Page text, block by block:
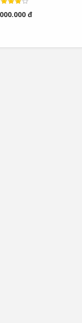
Đầu mặt bích 3 mảnh
/ RTJ
đ